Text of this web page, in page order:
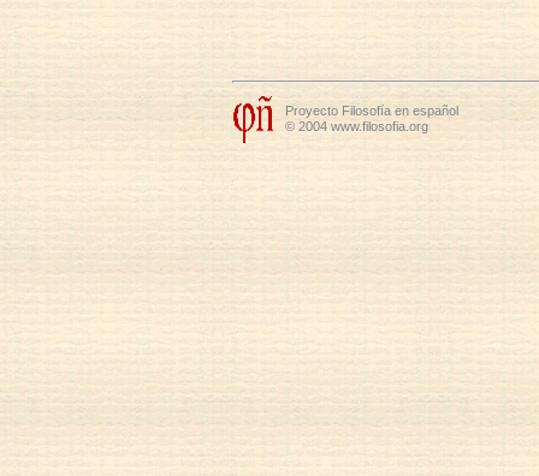
Proyecto Filosofía en español
© 2004 www.filosofia.org